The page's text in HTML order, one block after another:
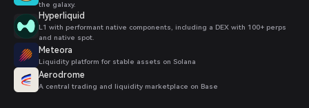
the galaxy.
Hyperliquid
L1 with performant native components, including a DEX with 100+ perps
and native spot.
Meteora
Liquidity platform for stable assets on Solana
Aerodrome
A central trading and liquidity marketplace on Base